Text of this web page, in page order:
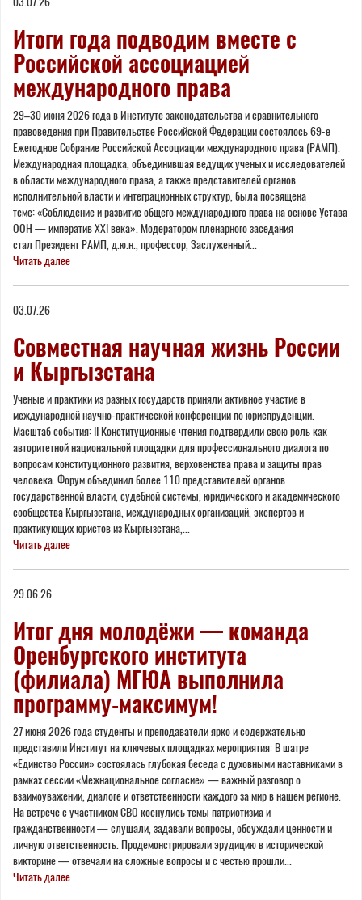
Итоги года подводим вместе с
Российской ассоциацией
международного права
29–30 июня 2026 года в Институте законодательства и сравнительного
правоведения при Правительстве Российской Федерации состоялось 69-е
Ежегодное Собрание Российской Ассоциации международного права (РАМП).
Международная площадка, объединившая ведущих ученых и исследователей
в области международного права, а также представителей органов
исполнительной власти и интеграционных структур, была посвящена
теме: «Соблюдение и развитие общего международного права на основе Устава
ООН — императив XXI века». Модератором пленарного заседания
стал Президент РАМП, д.ю.н., профессор, Заслуженный...
Читать далее
03.07.26
Совместная научная жизнь России
и Кыргызстана
Ученые и практики из разных государств приняли активное участие в
международной научно-практической конференции по юриспруденции.
Масштаб события: II Конституционные чтения подтвердили свою роль как
авторитетной национальной площадки для профессионального диалога по
вопросам конституционного развития, верховенства права и защиты прав
человека. Форум объединил более 110 представителей органов
государственной власти, судебной системы, юридического и академического
сообщества Кыргызстана, международных организаций, экспертов и
практикующих юристов из Кыргызстана,...
Читать далее
29.06.26
Итог дня молодёжи — команда
Оренбургского института
(филиала) МГЮА выполнила
программу‑максимум!
27 июня 2026 года студенты и преподаватели ярко и содержательно
представили Институт на ключевых площадках мероприятия: В шатре
«Единство России» состоялась глубокая беседа с духовными наставниками в
рамках сессии «Межнациональное согласие» — важный разговор о
взаимоуважении, диалоге и ответственности каждого за мир в нашем регионе.
На встрече с участником СВО коснулись темы патриотизма и
гражданственности — слушали, задавали вопросы, обсуждали ценности и
личную ответственность. Продемонстрировали эрудицию в исторической
викторине — отвечали на сложные вопросы и с честью прошли...
Читать далее